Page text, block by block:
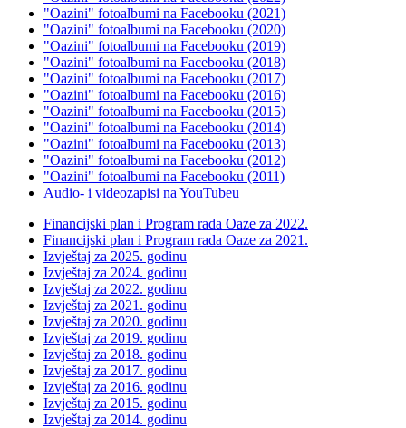
"Oazini" fotoalbumi na Facebooku (2021)
"Oazini" fotoalbumi na Facebooku (2020)
"Oazini" fotoalbumi na Facebooku (2019)
"Oazini" fotoalbumi na Facebooku (2018)
"Oazini" fotoalbumi na Facebooku (2017)
"Oazini" fotoalbumi na Facebooku (2016)
"Oazini" fotoalbumi na Facebooku (2015)
"Oazini" fotoalbumi na Facebooku (2014)
"Oazini" fotoalbumi na Facebooku (2013)
"Oazini" fotoalbumi na Facebooku (2012)
"Oazini" fotoalbumi na Facebooku (2011)
Audio- i videozapisi na YouTubeu
Financijski plan i Program rada Oaze za 2022.
Financijski plan i Program rada Oaze za 2021.
Izvještaj za 2025. godinu
Izvještaj za 2024. godinu
Izvještaj za 2022. godinu
Izvještaj za 2021. godinu
Izvještaj za 2020. godinu
Izvještaj za 2019. godinu
Izvještaj za 2018. godinu
Izvještaj za 2017. godinu
Izvještaj za 2016. godinu
Izvještaj za 2015. godinu
Izvještaj za 2014. godinu